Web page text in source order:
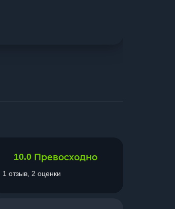
10.0 Превосходно
1 отзыв, 2 оценки